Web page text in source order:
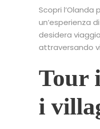
Scopri
un’esperienza
desidera
attraversando
Tour
i